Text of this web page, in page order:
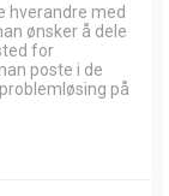
hverandre med
ønsker å dele
for
poste i de
på